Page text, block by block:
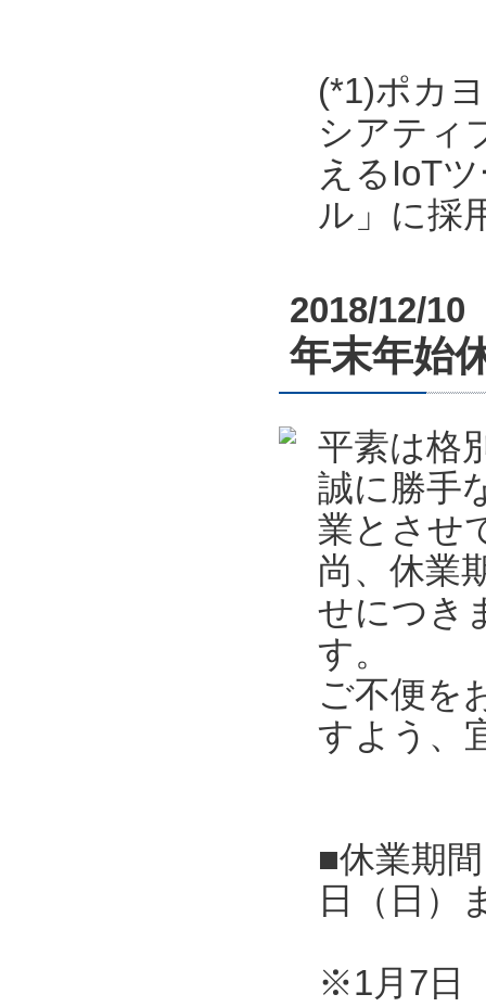
(*1)ポカ
シアティ
えるIoT
ル」に採
2018/12/10
年末年始
平素は格
誠に勝手
業とさせ
尚、休業
せにつき
す。
ご不便を
すよう、
■休業期
日（日）
※1月7日